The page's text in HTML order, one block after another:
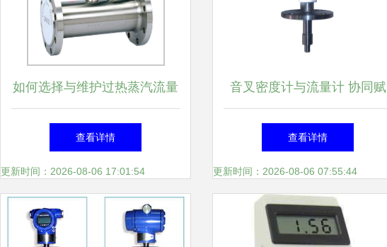
如何选择与维护过热蒸汽流量
表 确保精准计量与外贸市场
拓展的关键
查看详情
更新时间：2026-08-06 17:01:54
音叉密度计与流量计 协同赋
能流体测量的高科技结晶
查看详情
更新时间：2026-08-06 07:55:44